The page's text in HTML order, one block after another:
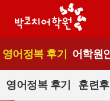
영어정복 후기 어학원
영어정복 후기 훈련후